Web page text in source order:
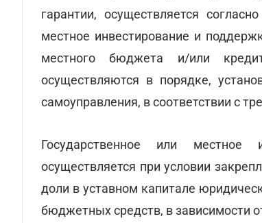
гарантии, осуществляется
местное инвестирование и
местного бюджета и/или
осуществляются в порядке,
самоуправления, в соответствии с
Государственное или местное
осуществляется при условии
доли в уставном капитале
бюджетных средств, в зависимости